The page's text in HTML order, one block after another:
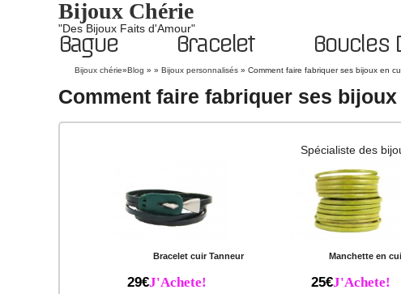
Bijoux Chérie
"Des Bijoux Faits d'Amour"
Bague Bracelet Boucles
Bijoux chérie»Blog » » Bijoux personnalisés » Comment faire fabriquer ses bijoux en
Comment faire fabriquer ses
Spécialiste des
Bracelet cuir Tanneur
29€J'Achete!
Manchette en
25€J'Achete!